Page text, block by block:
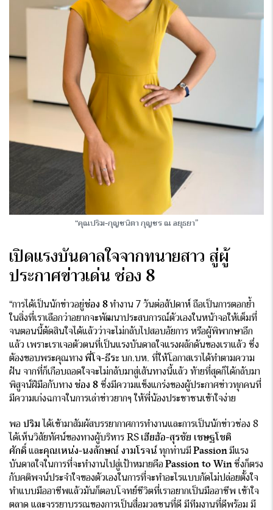
“คุณปริม-กุญชนิตา กุญชร ณ อยุธยา”
เปิดแรงบันดาลใจจากทนายสาว สู่ผู้
ประกาศข่าวเด่น ช่อง 8
“การได้เป็นนักข่าวอยู่ช่อง 8ทำงาน 7 วันต่อสัปดาห์ ถือเป็นการตอกย้ำ
ในสิ่งที่เราเลือกว่าอยากจะพัฒนาประสบการณ์ตัวเองในหน้าจอให้เต็มที่
จนตอนนี้ตัดสินใจได้แล้วว่าจะไม่กลับไปสอบอัยการ หรือผู้พิพากษาอีก
แล้ว เพราะเราเจอตัวตนที่เป็นแรงบันดาลใจแรงผลักดันของเราแล้ว ซึ่ง
ต้องขอบพระคุณทาง พี่โจ-ธีระ บก.บห. ที่ให้โอกาสเราได้ทำตามความ
ฝัน จากที่ก็เกือบถอดใจจะไม่กลับมาสู่เส้นทางนี้แล้ว ท้ายที่สุดก็ได้กลับมา
พิสูจน์ฝีมือกับทาง ช่อง 8 ซึ่งมีความแข็งแกร่งของผู้ประกาศข่าวทุกคนที่
มีความเก่งฉกาจในการเล่าข่าวยากๆ ให้พี่น้องประชาชนเข้าใจง่าย
พอ ปริม ได้เข้ามาสัมผัสบรรยากาศการทำงานและการเป็นนักข่าวช่อง 8
ได้เห็นวิสัยทัศน์ของทางผู้บริหาร RS เฮียฮ้อ-สุรชัย เชษฐโชติ
ศักดิ์ และคุณเหน่ง-นงลักษณ์ งามโรจน์ ทุกท่านมี Passionมีแรง
บันดาลใจในการที่จะทำงานไปสู่เป้าหมายคือ Passion to Winซึ่งก็ตรง
กับคติพจน์ประจำใจของตัวเองในการที่จะทำอะไรแบบกัดไม่ปล่อยตั้งใจ
ทำแบบมืออาชีพแล้วมันก็ตอบโจทย์ชีวิตที่เราอยากเป็นมืออาชีพ เข้าใจ
ตลาด และจรรยาบรรณของการเป็นสื่อมวลชนที่ดี มีทีมงานที่ดีพร้อม มี